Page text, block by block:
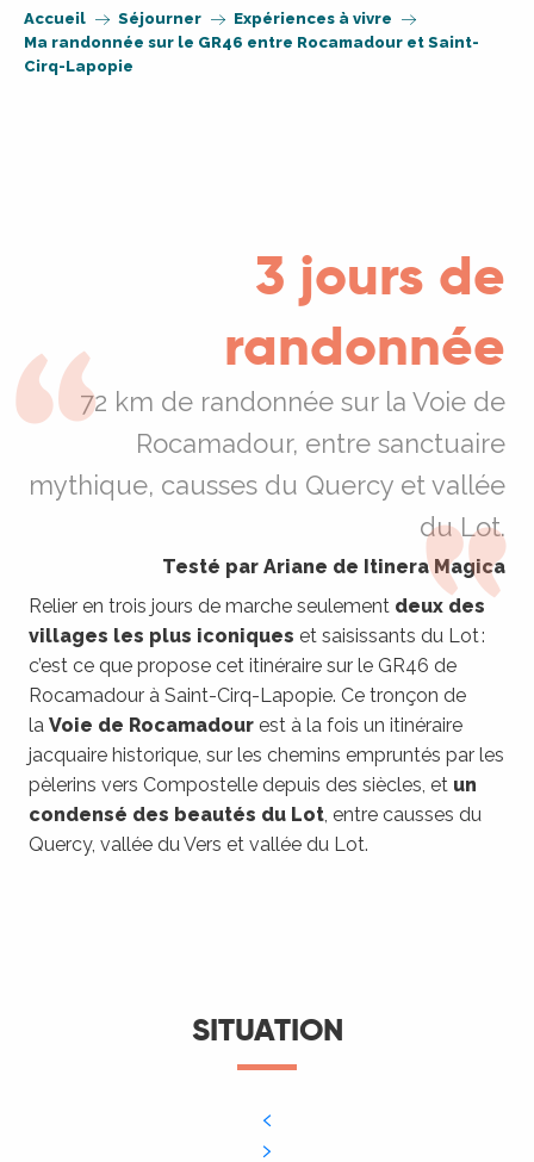
Accueil Séjourner
Expériences à vivre
Ma randonnée sur le GR46 entre Rocamadour et Saint-
Cirq-Lapopie
3 jours de
randonnée
72 km de randonnée sur la Voie de
Rocamadour, entre sanctuaire
mythique, causses du Quercy et vallée
du Lot.
Testé par Ariane de Itinera Magica
Relier en trois jours de marche seulement deux des
villages les plus iconiques et saisissants du Lot :
c’est ce que propose cet itinéraire sur le GR46 de
Rocamadour à Saint-Cirq-Lapopie. Ce tronçon de
la Voie de Rocamadour est à la fois un itinéraire
jacquaire historique, sur les chemins empruntés par les
pèlerins vers Compostelle depuis des siècles, et un
condensé des beautés du Lot, entre causses du
Quercy, vallée du Vers et vallée du Lot.
SITUATION